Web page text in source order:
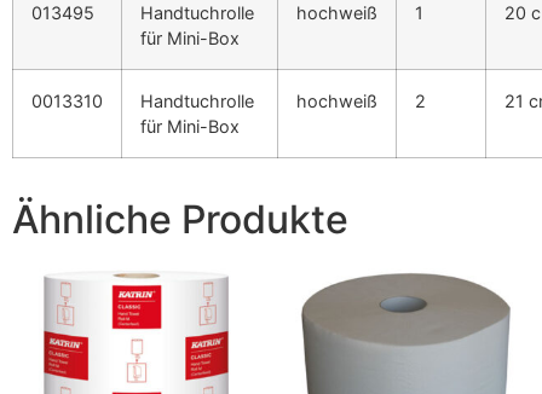
013495
Handtuchrolle
für Mini-Box
hochweiß 1 20
0013310
Handtuchrolle
für Mini-Box
hochweiß 2 21
Ähnliche Produkte